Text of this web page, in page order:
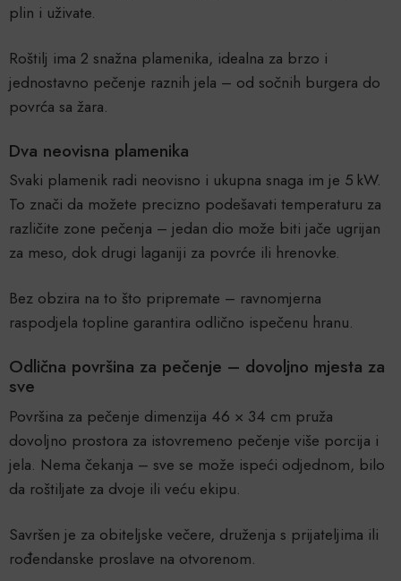
plin i uživate.
Roštilj ima 2 snažna plamenika, idealna za brzo i
jednostavno pečenje raznih jela – od sočnih burgera do
povrća sa žara.
Dva neovisna plamenika
Svaki plamenik radi neovisno i ukupna snaga im je 5 kW.
To znači da možete precizno podešavati temperaturu za
različite zone pečenja – jedan dio može biti jače ugrijan
za meso, dok drugi laganiji za povrće ili hrenovke.
Bez obzira na to što pripremate – ravnomjerna
raspodjela topline garantira odlično ispečenu hranu.
Odlična površina za pečenje – dovoljno mjesta za
sve
Površina za pečenje dimenzija 46 × 34 cm pruža
dovoljno prostora za istovremeno pečenje više porcija i
jela. Nema čekanja – sve se može ispeći odjednom, bilo
da roštiljate za dvoje ili veću ekipu.
Savršen je za obiteljske večere, druženja s prijateljima ili
rođendanske proslave na otvorenom.